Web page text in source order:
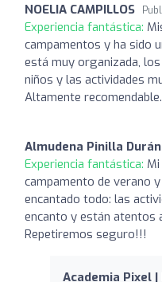
NOELIA CAMPILLOS
Experiencia fantástica:
campamentos y ha sido
está muy organizada,
niños y las actividades
Altamente
Almudena Pinilla Durán
Experiencia fantástica:
campamento de verano
encantado todo: las
encanto y están atentos
Repetiremos seguro!!!
Academia Pixel